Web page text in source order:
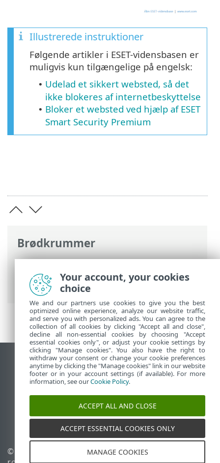
Brødkrummer
ESET-onlinehjælp>ESET Smart Security
Premium
>Avanceret opsætning>
Beskyttelse> Internetbeskyttelse
Illustrerede instruktioner
Følgende artikler i ESET-vidensbasen er
muligvis kun tilgængelige på engelsk:
• Udelad et sikkert websted, så det
ikke blokeres af internetbeskyttelse
• Bloker et websted ved hjælp af ESET
Smart Security Premium
Vis computerwebsted
End of Life
ESET-vidensbase
ESET Status Portal
Regional support
© 1992 - 2026 ESET, spol. s
Administrer cookies
Your account, your cookies
choice
We and our partners use cookies to give you the best
optimized online experience, analyze our website traffic,
and serve you with personalized ads. You can agree to the
collection of all cookies by clicking "Accept all and close",
decline all non-essential cookies by choosing "Accept
essential cookies only", or adjust your cookie settings by
clicking "Manage cookies". You also have the right to
withdraw your consent or change your cookie preferences
anytime by clicking the "Manage cookies" link in our website
footer or in your account settings (if available). For more
information, see ourCookie Policy.
ACCEPT ALL AND CLOSE
ACCEPT ESSENTIAL COOKIES ONLY
MANAGE COOKIES